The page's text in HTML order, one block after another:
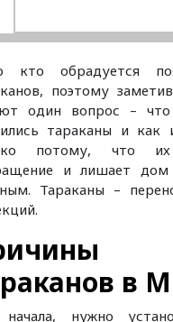
кто обрадуется
поэтому
один вопрос –
тараканы и как
потому, что их
и лишает дом
Тараканы –
в
нужно